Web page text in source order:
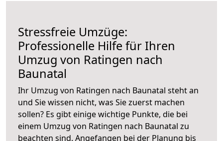
Stressfreie Umzüge:
Professionelle Hilfe für Ihren
Umzug von Ratingen nach
Baunatal
Ihr Umzug von Ratingen nach Baunatal steht an
und Sie wissen nicht, was Sie zuerst machen
sollen? Es gibt einige wichtige Punkte, die bei
einem Umzug von Ratingen nach Baunatal zu
beachten sind. Angefangen bei der Planung bis